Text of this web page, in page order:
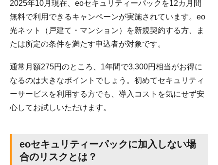
2025年10月現在、eoセキュリティーパックを12カ月間
無料で利用できるキャンペーンが実施されています。eo
光ネット（戸建て・マンション）を新規契約する方、ま
たは所定の条件を満たす申込者が対象です。
通常月額275円のところ、1年間で3,300円相当がお得に
なるのは大きなポイントでしょう。初めてセキュリティ
ーサービスを利用する方でも、導入コストを気にせず安
心してお試しいただけます。
eoセキュリティーパックに加入しない場
合のリスクとは？